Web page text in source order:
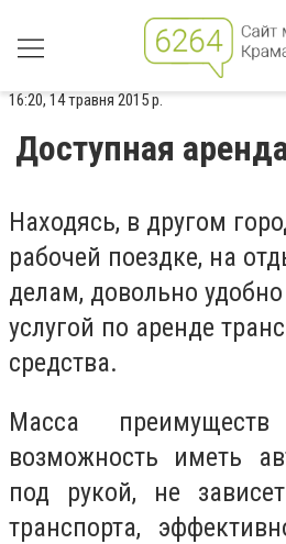
16:20, 14 травня 2015 р.
Доступная
Находясь, в другом
рабочей поездке, на
делам, довольно
услугой по аренде
средства.
Масса
возможность иметь
под рукой, не
транспорта,